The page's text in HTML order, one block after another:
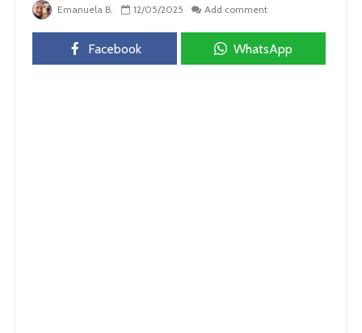
Emanuela B. 12/05/2025 Add comment
Facebook WhatsApp